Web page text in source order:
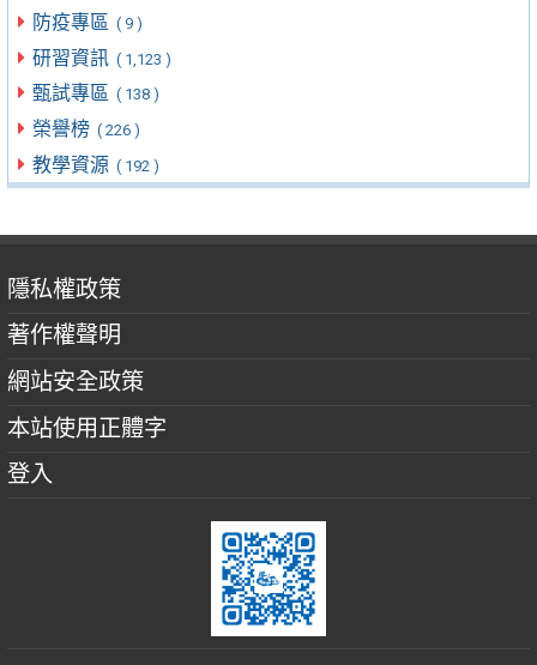
防疫專區 ( 9 )
研習資訊 ( 1,123 )
甄試專區 ( 138 )
榮譽榜 ( 226 )
教學資源 ( 192 )
隱私權政策
著作權聲明
網站安全政策
本站使用正體字
登入